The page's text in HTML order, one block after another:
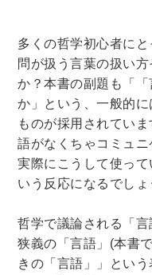
多くの哲学初心者に
問が扱う言葉の扱い
か？本書の副題も「
か」という、一般的
ものが採用されてい
語がなくちゃコミュニ
実際にこうして使っ
いう反応になるでしょ
哲学で議論される「
狭義の「言語」(本書
きの「言語」」とい